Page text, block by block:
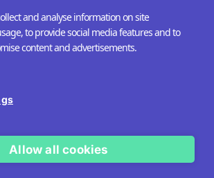
Privacy policy
and analyse information on site
to provide social media features and to
content and advertisements.
Allow all cookies